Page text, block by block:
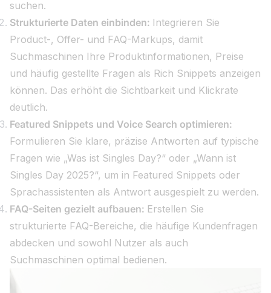
suchen.
Strukturierte Daten einbinden: Integrieren Sie
Product-, Offer- und FAQ-Markups, damit
Suchmaschinen Ihre Produktinformationen, Preise
und häufig gestellte Fragen als Rich Snippets anzeigen
können. Das erhöht die Sichtbarkeit und Klickrate
deutlich.
Featured Snippets und Voice Search optimieren:
Formulieren Sie klare, präzise Antworten auf typische
Fragen wie „Was ist Singles Day?“ oder „Wann ist
Singles Day 2025?“, um in Featured Snippets oder
Sprachassistenten als Antwort ausgespielt zu werden.
FAQ-Seiten gezielt aufbauen: Erstellen Sie
strukturierte FAQ-Bereiche, die häufige Kundenfragen
abdecken und sowohl Nutzer als auch
Suchmaschinen optimal bedienen.